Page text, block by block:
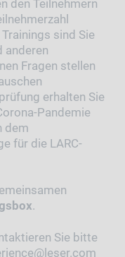
den Teilnehmern
sind Sie
anderen
Fragen stellen
erhalten Sie
Pandemie
dem
für die LARC-
.
Sie bitte